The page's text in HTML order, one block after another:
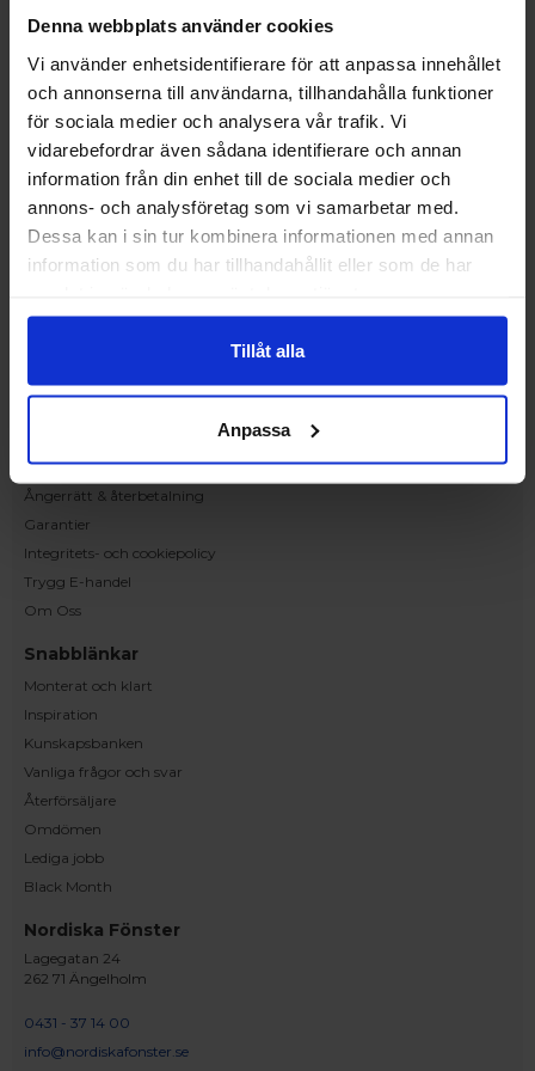
Denna webbplats använder cookies
Vi använder enhetsidentifierare för att anpassa innehållet
och annonserna till användarna, tillhandahålla funktioner
för sociala medier och analysera vår trafik. Vi
vidarebefordrar även sådana identifierare och annan
information från din enhet till de sociala medier och
annons- och analysföretag som vi samarbetar med.
Dessa kan i sin tur kombinera informationen med annan
information som du har tillhandahållit eller som de har
Tillåt alla
Anpassa
hos Victrix inredarna.
Ranhammarsvägen 20E
168 67 Bromma
Kundservice
Kontakta oss
Beställning och offert
Leverans
Reklamation
Monteringsanvisningar
Handla på Nordiska Fönster
Betalnings & leveransvillkor
Ångerrätt & återbetalning
Garantier
Integritets- och cookiepolicy
Trygg E-handel
Om Oss
Snabblänkar
Monterat och klart
Inspiration
Kunskapsbanken
Vanliga frågor och svar
Återförsäljare
Omdömen
Lediga jobb
Black Month
Nordiska Fönster
Lagegatan 24
262 71 Ängelholm
0431 - 37 14 00
info@nordiskafonster.se